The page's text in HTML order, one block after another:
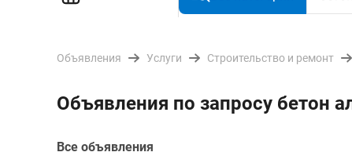
Объявления Услуги Строительство и ремонт
Объявления по запросу бетон
Все объявления